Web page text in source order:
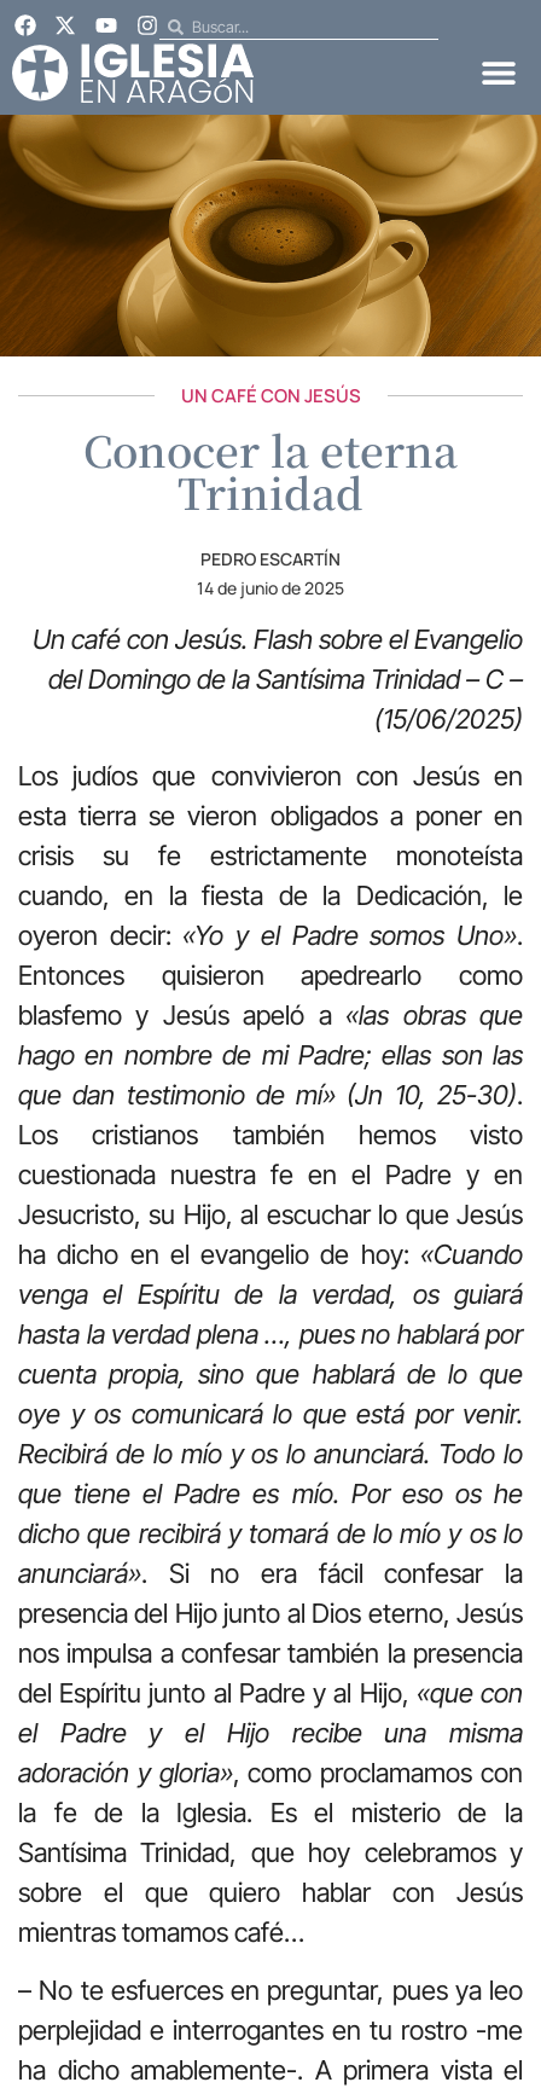
UN CAFÉ CON JESÚS
Conocer la eterna
Trinidad
PEDRO ESCARTÍN
14 de junio de 2025
Un café con Jesús. Flash sobre el Evangelio
del Domingo de la Santísima Trinidad – C –
(15/06/2025)
Los judíos que convivieron con Jesús en
esta tierra se vieron obligados a poner en
crisis su fe estrictamente monoteísta
cuando, en la fiesta de la Dedicación, le
oyeron decir: «Yo y el Padre somos Uno».
Entonces quisieron apedrearlo como
blasfemo y Jesús apeló a «las obras que
hago en nombre de mi Padre; ellas son las
que dan testimonio de mí» (Jn 10, 25-30).
Los cristianos también hemos visto
cuestionada nuestra fe en el Padre y en
Jesucristo, su Hijo, al escuchar lo que Jesús
ha dicho en el evangelio de hoy: «Cuando
venga el Espíritu de la verdad, os guiará
hasta la verdad plena …, pues no hablará por
cuenta propia, sino que hablará de lo que
oye y os comunicará lo que está por venir.
Recibirá de lo mío y os lo anunciará. Todo lo
que tiene el Padre es mío. Por eso os he
dicho que recibirá y tomará de lo mío y os lo
anunciará». Si no era fácil confesar la
presencia del Hijo junto al Dios eterno, Jesús
nos impulsa a confesar también la presencia
del Espíritu junto al Padre y al Hijo, «que con
el Padre y el Hijo recibe una misma
adoración y gloria», como proclamamos con
la fe de la Iglesia. Es el misterio de la
Santísima Trinidad, que hoy celebramos y
sobre el que quiero hablar con Jesús
mientras tomamos café…
– No te esfuerces en preguntar, pues ya leo
perplejidad e interrogantes en tu rostro -me
ha dicho amablemente-. A primera vista el